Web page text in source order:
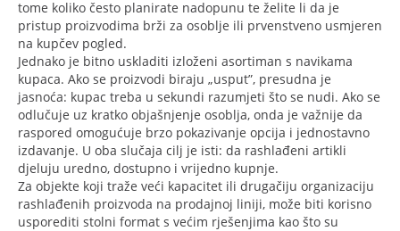
tome koliko često planirate nadopunu te želite li da je
pristup proizvodima brži za osoblje ili prvenstveno usmjeren
na kupčev pogled.
Jednako je bitno uskladiti izloženi asortiman s navikama
kupaca. Ako se proizvodi biraju „usput”, presudna je
jasnoća: kupac treba u sekundi razumjeti što se nudi. Ako se
odlučuje uz kratko objašnjenje osoblja, onda je važnije da
raspored omogućuje brzo pokazivanje opcija i jednostavno
izdavanje. U oba slučaja cilj je isti: da rashlađeni artikli
djeluju uredno, dostupno i vrijedno kupnje.
Za objekte koji traže veći kapacitet ili drugačiju organizaciju
rashlađenih proizvoda na prodajnoj liniji, može biti korisno
usporediti stolni format s većim rješenjima kao što su